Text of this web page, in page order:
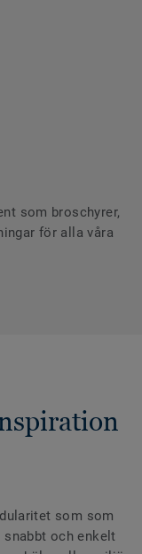
som broschyrer,
för alla våra
som som
och enkelt